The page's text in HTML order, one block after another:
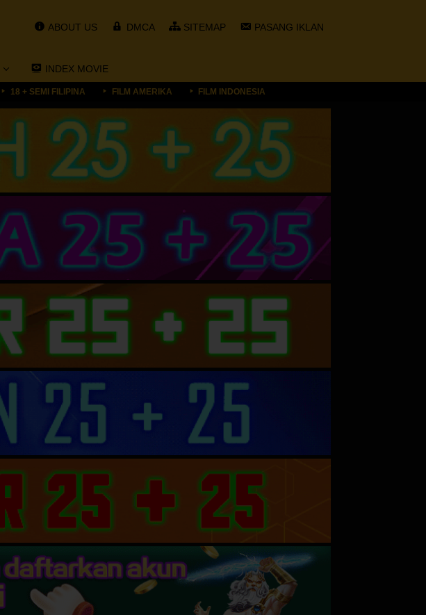
ABOUT US DMCA SITEMAP PASANG IKLAN
INDEX MOVIE
18 + SEMI FILIPINA FILM AMERIKA FILM INDONESIA